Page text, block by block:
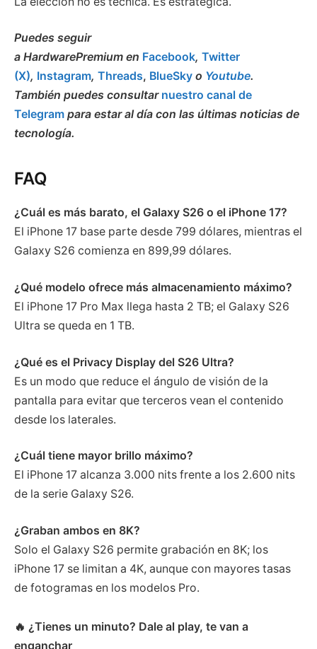
Puedes seguir
a HardwarePremium en Facebook, Twitter
(X), Instagram, Threads, BlueSky o Youtube.
También puedes consultar nuestro canal de
Telegram para estar al día con las últimas noticias de
tecnología.
FAQ
¿Cuál es más barato, el Galaxy S26 o el iPhone 17?
El iPhone 17 base parte desde 799 dólares, mientras el
Galaxy S26 comienza en 899,99 dólares.
¿Qué modelo ofrece más almacenamiento máximo?
El iPhone 17 Pro Max llega hasta 2 TB; el Galaxy S26
Ultra se queda en 1 TB.
¿Qué es el Privacy Display del S26 Ultra?
Es un modo que reduce el ángulo de visión de la
pantalla para evitar que terceros vean el contenido
desde los laterales.
¿Cuál tiene mayor brillo máximo?
El iPhone 17 alcanza 3.000 nits frente a los 2.600 nits
de la serie Galaxy S26.
¿Graban ambos en 8K?
Solo el Galaxy S26 permite grabación en 8K; los
iPhone 17 se limitan a 4K, aunque con mayores tasas
de fotogramas en los modelos Pro.
🔥 ¿Tienes un minuto? Dale al play, te van a
enganchar
QIDI Plus5,